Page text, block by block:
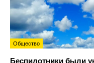
Общество
Беспилотники были